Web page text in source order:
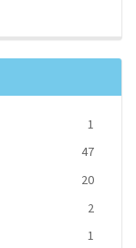
1
47
20
2
1